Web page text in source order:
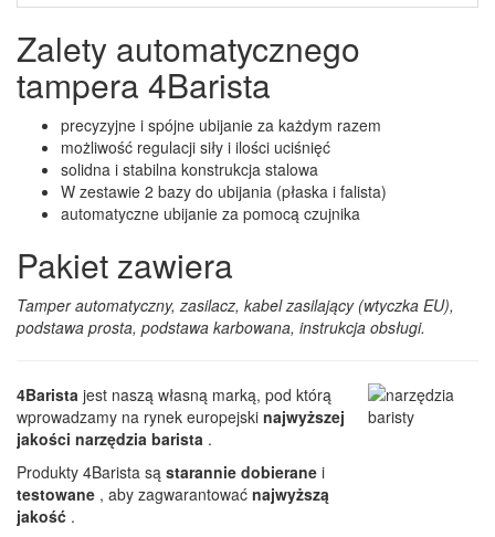
Zalety automatycznego
tampera 4Barista
precyzyjne i spójne ubijanie za każdym razem
możliwość regulacji siły i ilości uciśnięć
solidna i stabilna konstrukcja stalowa
W zestawie 2 bazy do ubijania (płaska i falista)
automatyczne ubijanie za pomocą czujnika
Pakiet zawiera
Tamper automatyczny, zasilacz, kabel zasilający (wtyczka EU),
podstawa prosta, podstawa karbowana, instrukcja obsługi.
4Barista jest naszą własną marką, pod którą
wprowadzamy na rynek europejski najwyższej
jakości narzędzia barista .
Produkty 4Barista są starannie dobierane i
testowane , aby zagwarantować najwyższą
jakość .